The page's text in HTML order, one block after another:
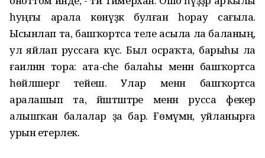
һуңғы арала көнүҙәк булған һорау сағыла.
Ысынлап та, башҡортса теле асыла ла баланың,
ул яйлап руссаға күсә. Был осраҡта, барыһы ла
ғаиләнән тора: ата-әсәһе балаһы менән башҡортса
һөйләшергә тейеш. Улар менән башҡортса
аралашып та, йәштәштәре менән русса фекер
алышҡан балалар ҙа бар. Ғөмүмән, уйланырға
урын етерлек.